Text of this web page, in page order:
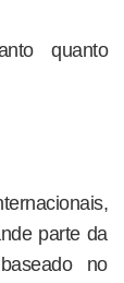
quanto
parte da
no